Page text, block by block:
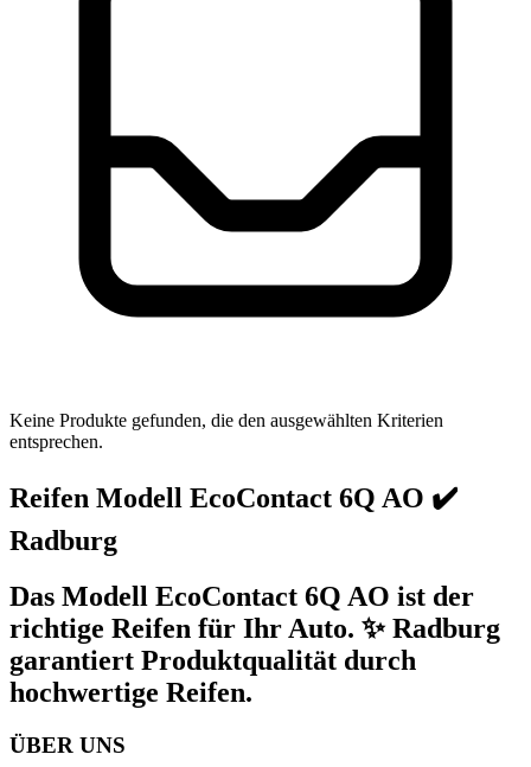
Keine Produkte gefunden, die den ausgewählten Kriterien
entsprechen.
Reifen Modell EcoContact 6Q AO ✔️
Radburg
Das Modell EcoContact 6Q AO ist der
richtige Reifen für Ihr Auto. ✨ Radburg
garantiert Produktqualität durch
hochwertige Reifen.
ÜBER UNS